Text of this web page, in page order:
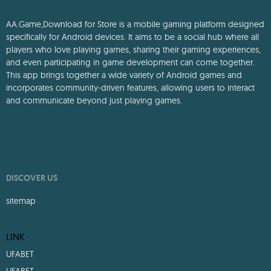
AA.Game,Download for Store is a mobile gaming platform designed
specifically for Android devices. It aims to be a social hub where all
players who love playing games, sharing their gaming experiences,
and even participating in game development can come together.
This app brings together a wide variety of Android games and
incorporates community-driven features, allowing users to interact
and communicate beyond just playing games.
DISCOVER US
sitemap
LINK
UFABET